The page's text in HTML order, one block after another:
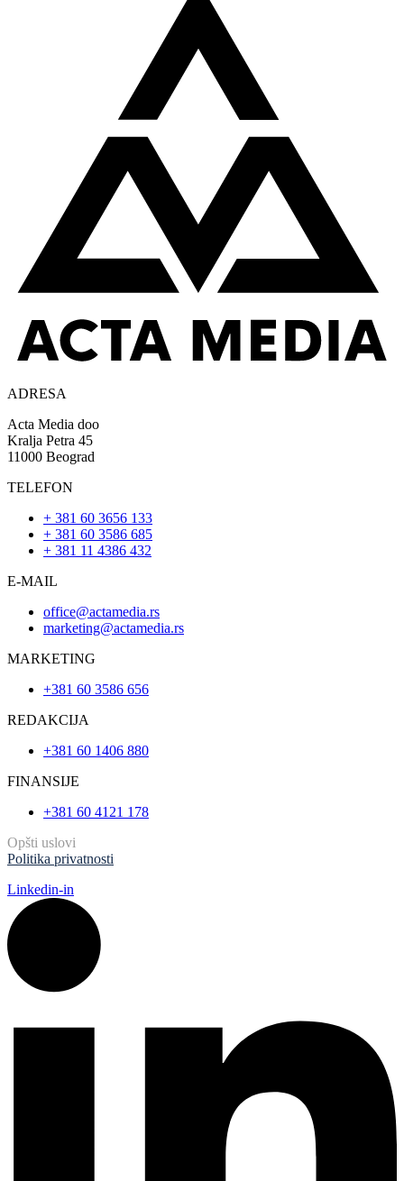
ADRESA
Acta Media doo
Kralja Petra 45
11000 Beograd
TELEFON
+ 381 60 3656 133
+ 381 60 3586 685
+ 381 11 4386 432
E-MAIL
office@actamedia.rs
marketing@actamedia.rs
MARKETING
+381 60 3586 656
REDAKCIJA
+381 60 1406 880
FINANSIJE
+381 60 4121 178
Opšti uslovi
Politika privatnosti
Linkedin-in